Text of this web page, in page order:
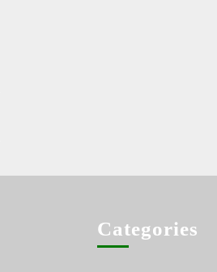
Categories